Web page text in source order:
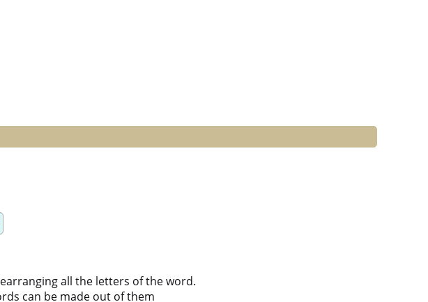
all the letters of the word.
can be made out of them